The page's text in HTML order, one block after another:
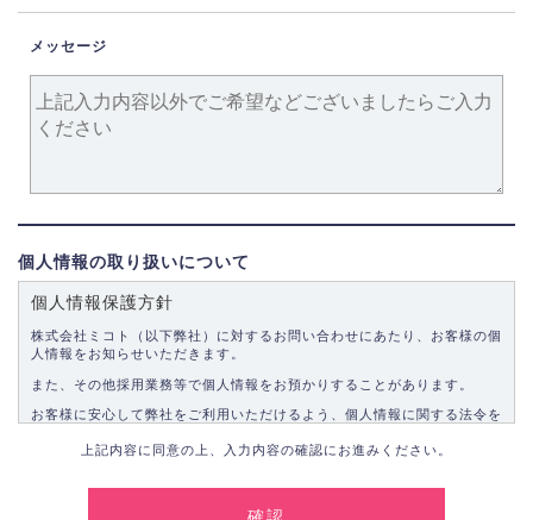
メッセージ
個人情報の取り扱いについて
個人情報保護方針
株式会社ミコト（以下弊社）に対するお問い合わせにあたり、お客様の個
人情報をお知らせいただきます。
また、その他採用業務等で個人情報をお預かりすることがあります。
お客様に安心して弊社をご利用いただけるよう、個人情報に関する法令を
上記内容に同意の上、入力内容の確認にお進みください。